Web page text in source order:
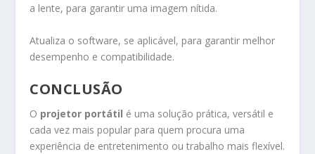
a lente, para garantir uma imagem nítida.
Atualiza o software, se aplicável, para garantir melhor
desempenho e compatibilidade.
CONCLUSÃO
O projetor portátil é uma solução prática, versátil e
cada vez mais popular para quem procura uma
experiência de entretenimento ou trabalho mais flexível.